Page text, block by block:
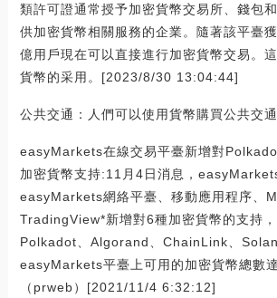
類許可證通常授予加密貨幣交易所、錢包
供加密貨幣相關服務的企業。隨著該平臺
億用戶現在可以直接進行加密貨幣交易。
貨幣的采用。[2023/8/30 13:04:44]
公共交通：人們可以使用貨幣購買公共交通
easyMarkets在線交易平臺新增對
加密貨幣支持:11月4日消息，
easyMarkets網絡平臺、移動應用程序、
TradingView*新增對6種加密貨幣的支持
Polkadot、Algorand、ChainLink、
easyMarkets平臺上可用的加密貨幣總數達
（prweb）[2021/11/4 6:32:12]